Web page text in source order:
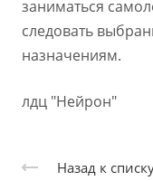
заниматься
следовать
назначениям.
лдц "Нейрон"
Назад к